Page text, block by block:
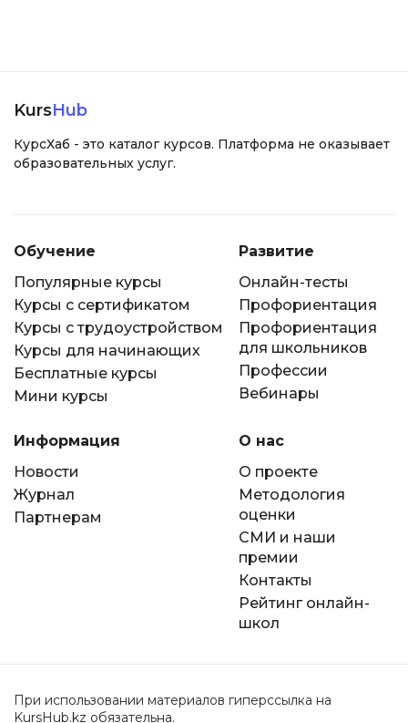
KursHub
КурсХаб - это каталог курсов. Платформа не оказывает
образовательных услуг.
Обучение
Популярные курсы
Курсы с сертификатом
Курсы с трудоустройством
Курсы для начинающих
Бесплатные курсы
Мини курсы
Развитие
Онлайн-тесты
Профориентация
Профориентация
для школьников
Профессии
Вебинары
Информация
Новости
Журнал
Партнерам
О нас
О проекте
Методология
оценки
СМИ и наши
премии
Контакты
Рейтинг онлайн-
школ
При использовании материалов гиперссылка на
KursHub.kz обязательна.